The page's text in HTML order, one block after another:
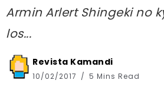
Armin Arlert Shingeki no
los...
Revista Kamandi
10/02/2017 5 Mins Read